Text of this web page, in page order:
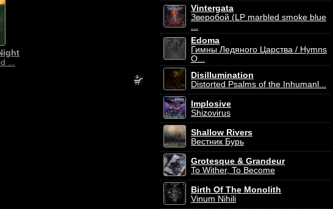
...
Vintergata
Зверобой (LP marbled smoke blue
...
Edoma
Гимны Ледяного Царства / Hymns
O...
Disillumination
Distorted Psalms of the Inhumanl...
Implosive
Shizovirus
Shallow Rivers
Вестник Бурь
Grotesque & Grandeur
To Wither, To Become
Birth Of The Monolith
Vinum Nihili